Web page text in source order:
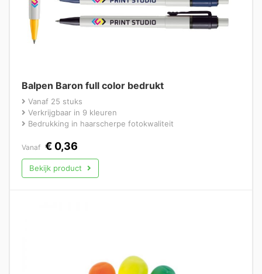
Balpen Baron full color bedrukt
Vanaf 25 stuks
Verkrijgbaar in 9 kleuren
Bedrukking in haarscherpe fotokwaliteit
Vanaf € 0,36
Bekijk product